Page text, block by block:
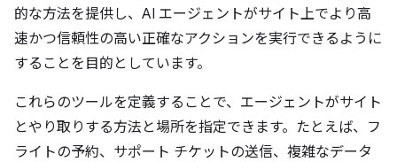
的な方法を提供し、AI エージェントがサイト上でより高
速かつ信頼性の高い正確なアクションを実行できるように
することを目的としています。
これらのツールを定義することで、エージェントがサイト
とやり取りする方法と場所を指定できます。たとえば、フ
ライトの予約、サポート チケットの送信、複雑なデータ